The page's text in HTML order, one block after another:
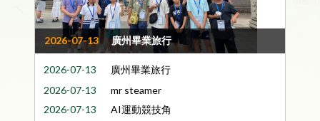
2026-07-13 廣州畢業旅行
2026-07-13
廣州畢業旅行
2026-07-13
mr steamer
2026-07-13
AI運動競技角